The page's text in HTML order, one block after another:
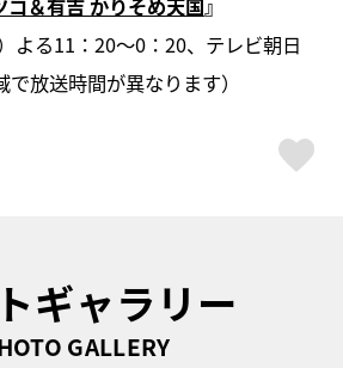
コ＆有吉 かりそめ天国』
よる11：20〜0：20、テレビ朝日
放送時間が異なります）
ギャラリー
GALLERY